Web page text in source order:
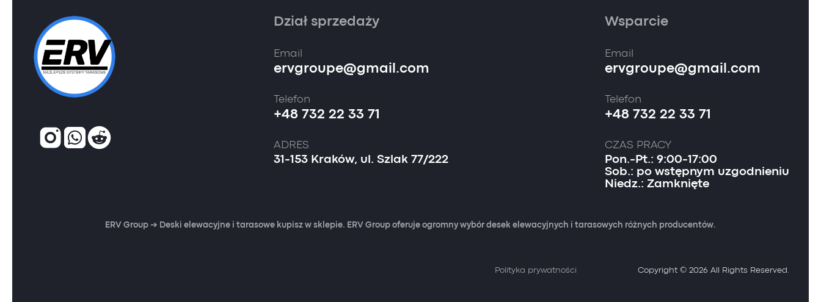
Dział sprzedaży
Email
ervgroupe@gmail.com
Telefon
+48 732 22 33 71
ADRES
31-153 Kraków, ul. Szlak 77/222
Wsparcie
Email
ervgroupe@gmail.com
Telefon
+48 732 22 33 71
CZAS PRACY
Pon.-Pt.: 9:00-17:00
Sob.: po wstępnym uzgodnieniu
Niedz.: Zamknięte
ERV Group ➔ Deski elewacyjne i tarasowe kupisz w sklepie. ERV Group oferuje ogromny wybór desek elewacyjnych i tarasowych różnych producentów.
Polityka prywatności Copyright © 2026 All Rights Reserved.